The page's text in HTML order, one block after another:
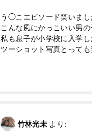
う◯こエピソード笑いまし
こんな風にかっこいい男
私も息子が小学校に入学
ツーショット写真とっても
竹林光未 より: